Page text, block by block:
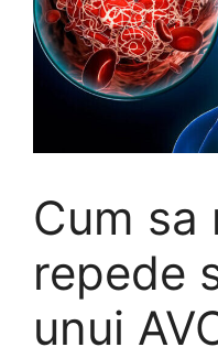
Cum sa
repede
unui